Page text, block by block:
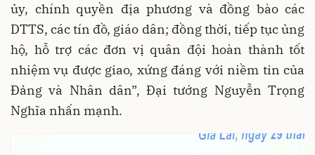
ủy, chính quyền địa phương và đồng bào các
DTTS, các tín đồ, giáo dân; đồng thời, tiếp tục ủng
hộ, hỗ trợ các đơn vị quân đội hoàn thành tốt
nhiệm vụ được giao, xứng đáng với niềm tin của
Đảng và Nhân dân”, Đại tướng Nguyễn Trọng
Nghĩa nhấn mạnh.